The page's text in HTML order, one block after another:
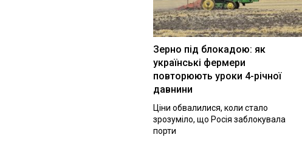
Зерно під блокадою: як
українські фермери
повторюють уроки 4-річної
давнини
Ціни обвалилися, коли стало
зрозуміло, що Росія заблокувала
порти